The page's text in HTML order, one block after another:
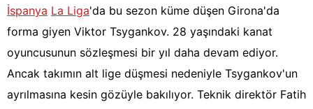
İspanya La Liga'da bu sezon küme düşen Girona'da
forma giyen Viktor Tsygankov. 28 yaşındaki kanat
oyuncusunun sözleşmesi bir yıl daha devam ediyor.
Ancak takımın alt lige düşmesi nedeniyle Tsygankov'un
ayrılmasına kesin gözüyle bakılıyor. Teknik direktör Fatih